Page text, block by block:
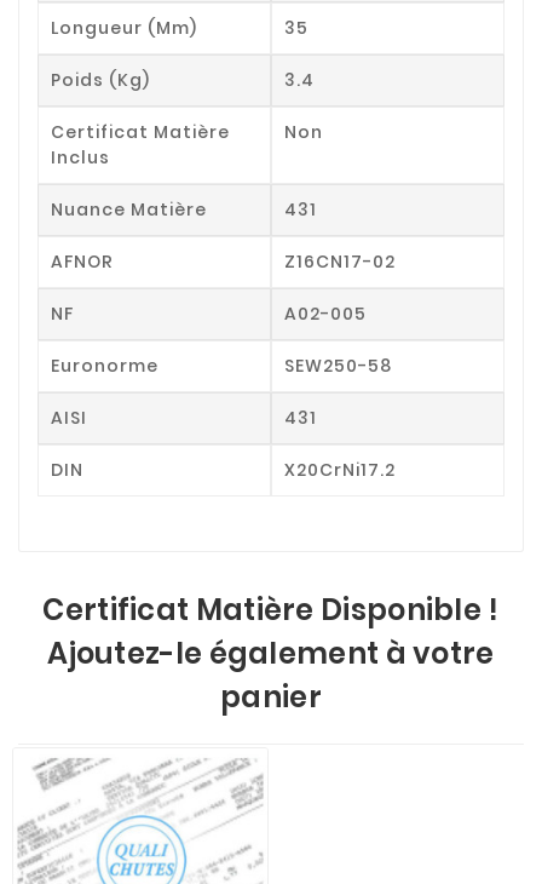
Longueur (mm) 35
Poids (kg) 3.4
Certificat Matière
Inclus
Non
Nuance Matière 431
AFNOR Z16CN17-02
NF A02-005
Euronorme SEW250-58
AISI 431
DIN X20CrNi17.2
Certificat Matière Disponible !
Ajoutez-le également à votre
panier